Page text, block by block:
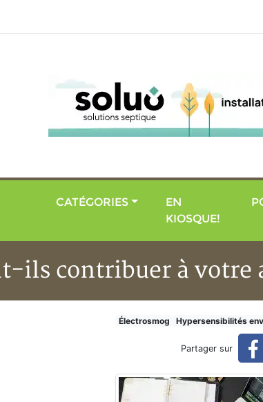
CATÉGORIES
EN
KIOSQUE!
ils contribuer à votre
ils contribuer à votre
Électrosmog Hypersensibilités
Partager sur